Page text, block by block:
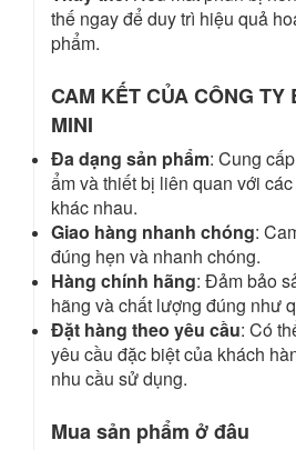
thế ngay để duy trì hiệu quả
phẩm.
CAM KẾT CỦA CÔNG TY
MINI
Đa dạng sản phẩm: Cung
ẩm và thiết bị liên quan với
khác nhau.
Giao hàng nhanh chóng:
đúng hẹn và nhanh chóng.
Hàng chính hãng: Đảm bảo
hãng và chất lượng đúng như
Đặt hàng theo yêu cầu: Có
yêu cầu đặc biệt của khách
nhu cầu sử dụng.
Mua sản phẩm ở đâu